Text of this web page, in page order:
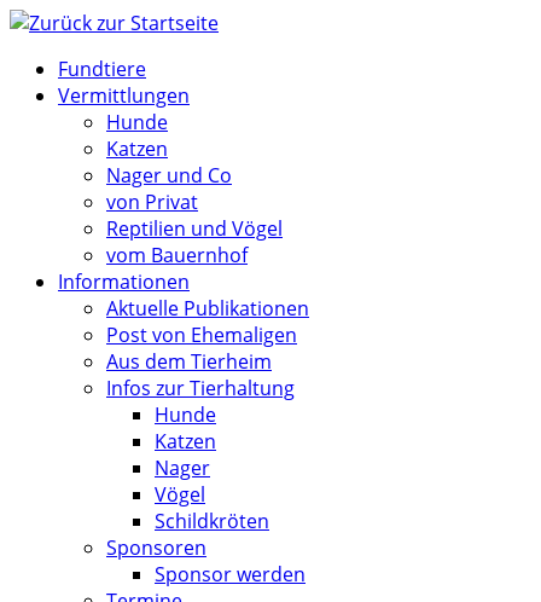
Zum
springenFundtiere
Vermittlungen
Hunde
Katzen
Nager und Co
von Privat
Reptilien und Vögel
vom Bauernhof
Informationen
Aktuelle Publikationen
Post von Ehemaligen
Aus dem Tierheim
Infos zur Tierhaltung
Hunde
Katzen
Nager
Vögel
Schildkröten
Sponsoren
Sponsor werden